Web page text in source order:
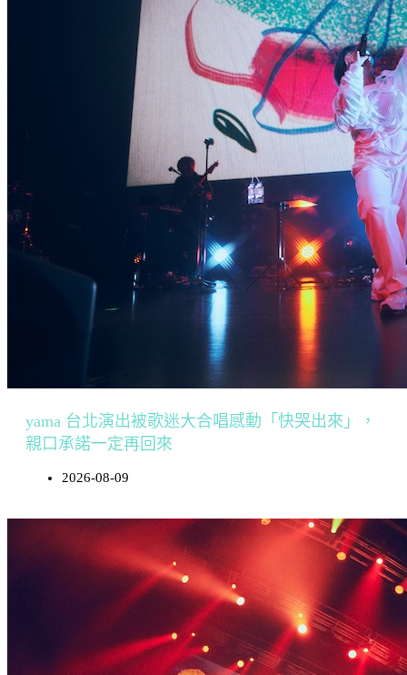
yama 台北演出被歌迷大合唱感動「快哭出來」，
親口承諾一定再回來
2026-08-09